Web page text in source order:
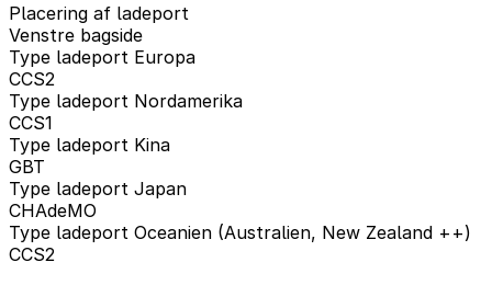
Placering af ladeport
Venstre bagside
Type ladeport Europa
CCS2
Type ladeport Nordamerika
CCS1
Type ladeport Kina
GBT
Type ladeport Japan
CHAdeMO
Type ladeport Oceanien (Australien, New Zealand ++)
CCS2